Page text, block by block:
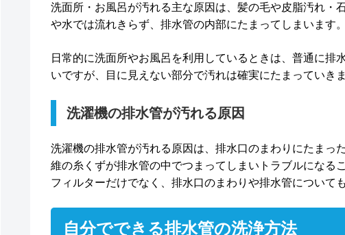
洗面所・お風呂が汚れる主な原因は、髪の毛や皮脂汚れ・
や水では流れきらず、排水管の内部にたまってしまいます。
日常的に洗面所やお風呂を利用しているときは、普通に排
いですが、目に見えない部分で汚れは確実にたまっていきま
洗濯機の排水管が汚れる原因
洗濯機の排水管が汚れる原因は、排水口のまわりにたまっ
維の糸くずが排水管の中でつまってしまいトラブルになる
フィルターだけでなく、排水口のまわりや排水管についても
自分でできる排水管の洗浄方法